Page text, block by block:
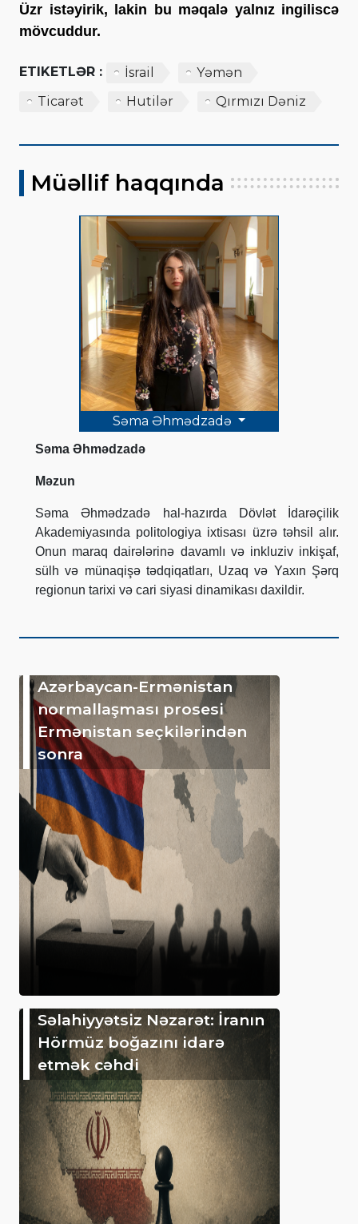
Üzr istəyirik, lakin bu məqalə yalnız ingiliscə
mövcuddur.
ETIKETLƏR : İsrail
Yəmən
Ticarət
Hutilər Qırmızı Dəniz
Müəllif haqqında
Səma Əhmədzadə
Səma Əhmədzadə
Məzun
Səma Əhmədzadə hal-hazırda Dövlət İdarəçilik
Akademiyasında politologiya ixtisası üzrə təhsil alır.
Onun maraq dairələrinə davamlı və inkluziv inkişaf,
sülh və münaqişə tədqiqatları, Uzaq və Yaxın Şərq
regionun tarixi və cari siyasi dinamikası daxildir.
Azərbaycan-Ermənistan
normallaşması prosesi
Ermənistan seçkilərindən
sonra
Səlahiyyətsiz Nəzarət: İranın
Hörmüz boğazını idarə
etmək cəhdi